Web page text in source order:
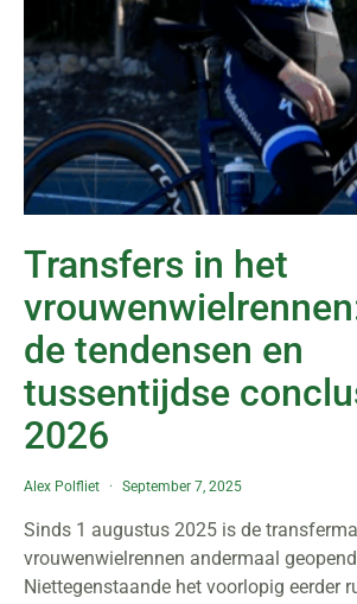
Transfers in het
de tendensen en
tussentijdse
2026
Alex Polfliet September 7, 2025
Sinds 1 augustus 2025 is de
vrouwenwielrennen andermaal
Niettegenstaande het voorlopig eerder